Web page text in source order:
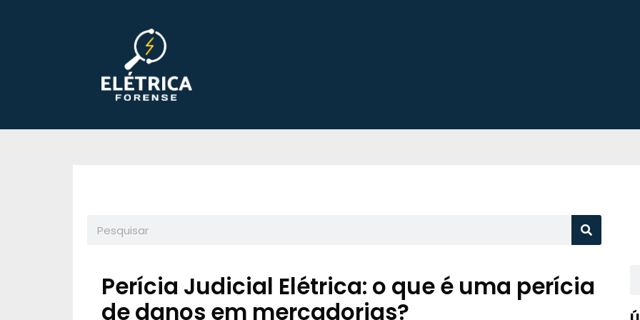
Perícia Judicial Elétrica: o que é uma perícia
de danos em mercadorias?